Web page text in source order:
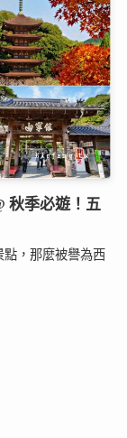
秋季必遊！五
，那麼被譽為西